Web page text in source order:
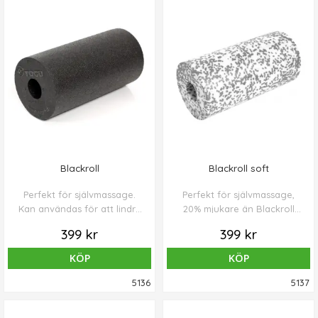
Blackroll
Perfekt för självmassage.
Kan användas för att lindra
399 kr
KÖP
5136
Blackroll soft
Perfekt för självmassage,
20% mjukare än Blackroll
399 kr
KÖP
5137